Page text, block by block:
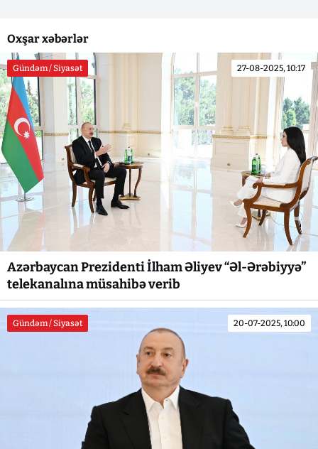
Oxşar xəbərlər
Gündəm / Siyasət 27-08-2025, 10:17
Azərbaycan Prezidenti İlham Əliyev “Əl-Ərəbiyyə”
telekanalına müsahibə verib
Gündəm / Siyasət 20-07-2025, 10:00